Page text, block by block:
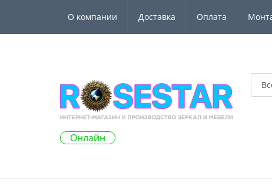
О компании Доставка Оплата
Онлайн